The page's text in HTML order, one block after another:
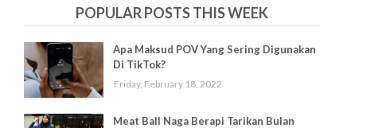
POPULAR POSTS THIS WEEK
Apa Maksud POV Yang Sering Digunakan
Di TikTok?
Friday, February 18, 2022
Meat Ball Naga Berapi Tarikan Bulan